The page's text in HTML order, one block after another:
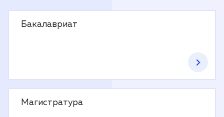
Бакалавриат
Магистратура